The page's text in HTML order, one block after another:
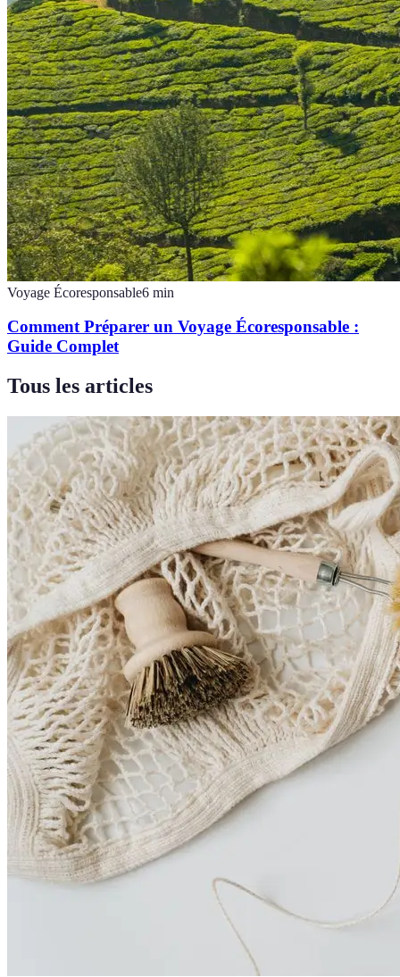
Voyage Écoresponsable6 min
Comment Préparer un Voyage Écoresponsable :
Guide Complet
Tous les articles